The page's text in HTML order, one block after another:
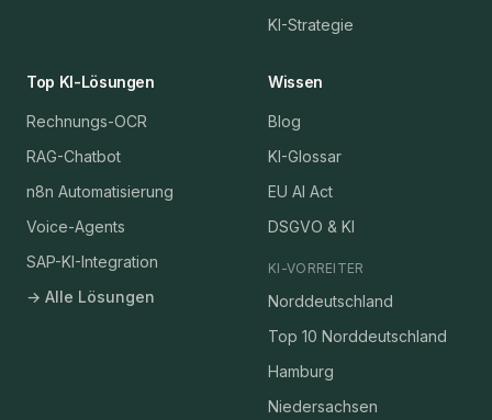
KI-Strategie
Top KI-Lösungen
Rechnungs-OCR
RAG-Chatbot
n8n Automatisierung
Voice-Agents
SAP-KI-Integration
→ Alle Lösungen
Wissen
Blog
KI-Glossar
EU AI Act
DSGVO & KI
KI-VORREITER
Norddeutschland
Top 10 Norddeutschland
Hamburg
Niedersachsen